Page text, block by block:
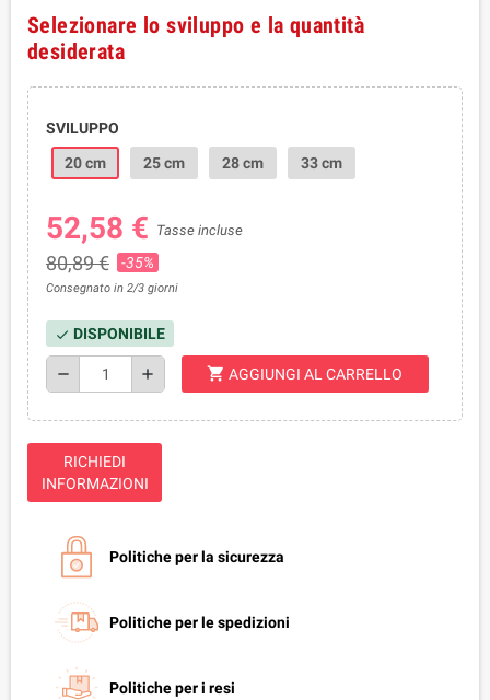
Selezionare lo sviluppo e la quantità
desiderata
SVILUPPO
20 cm
25 cm 28 cm 33 cm
52,58 € Tasse incluse
80,89 € -35%
Consegnato in 2/3 giorni
check DISPONIBILE
remove add shopping_cart AGGIUNGI AL CARRELLO
RICHIEDI
INFORMAZIONI
Politiche per la sicurezza
Politiche per le spedizioni
Politiche per i resi